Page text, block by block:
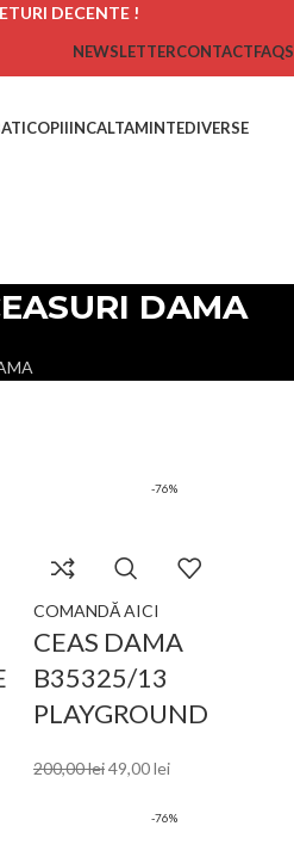
DECENTE !
NEWSLETTERCONTACTFAQS
COPIIINCALTAMINTEDIVERSE
DAMA
-76%
COMANDĂ AICI
CEAS DAMA
B35325/13
PLAYGROUND
200,00lei49,00lei
-76%